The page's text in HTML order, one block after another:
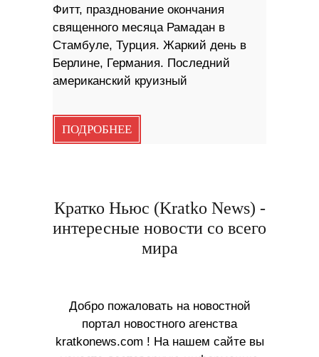
Фитт, празднование окончания
священного месяца Рамадан в
Стамбуле, Турция. Жаркий день в
Берлине, Германия. Последний
американский круизный
ПОДРОБНЕЕ
Кратко Ньюс (Kratko News) -
интересные новости со всего
мира
Добро пожаловать на новостной
портал новостного агенства
kratkonews.com ! На нашем сайте вы